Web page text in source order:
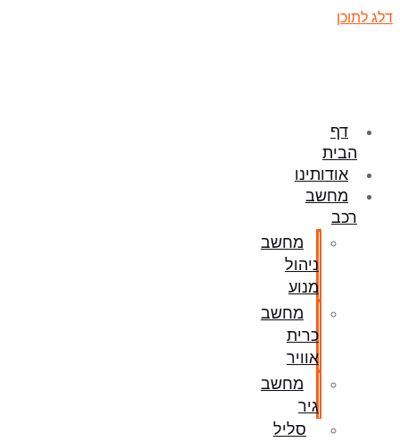
דלג לתוכן
דף
הבית
אודותינו
מחשב
רכב
מחשב
ניהול
מנוע
מחשב
כרית
אוויר
מחשב
גיר
סליל